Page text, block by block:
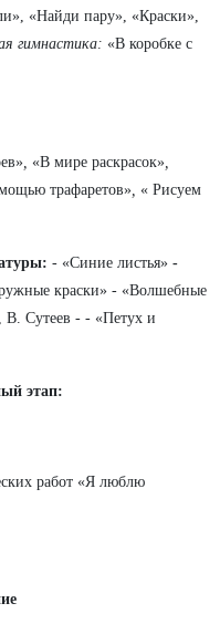
«Найди пару», «Краски»,
гимнастика: «В коробке с
, «В мире раскрасок»,
трафаретов», « Рисуем
- «Синие листья» -
краски» - «Волшебные
Сутеев - - «Петух и
этап:
работ «Я люблю